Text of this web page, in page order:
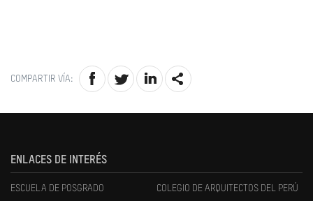
COMPARTIR VÍA:
ENLACES DE INTERÉS
ESCUELA DE POSGRADO COLEGIO DE ARQUITECTOS DEL PERÚ